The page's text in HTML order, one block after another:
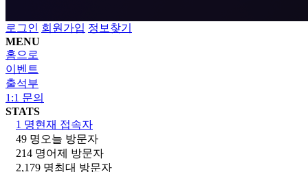
로그인 회원가입 정보찾기
MENU
홈으로
이벤트
출석부
1:1 문의
STATS
1 명현재 접속자
49 명 오늘 방문자
214 명어제 방문자
2,179 명최대 방문자